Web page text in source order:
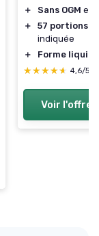
＋
Sans OGM et
＋
57 portions
indiquée
＋
Forme liquide
★★★★★
★★★★★ 4,6/5
Voir l'offre